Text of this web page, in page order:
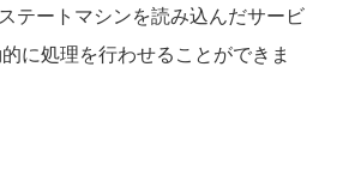
テートマシンを読み込んだサービ
に処理を行わせることができま